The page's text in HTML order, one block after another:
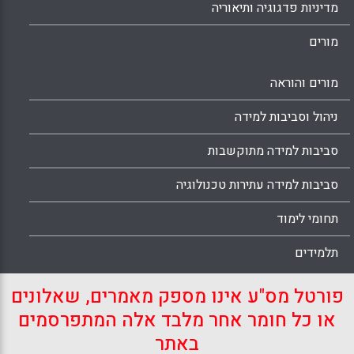
מדיניות פדגוגיה ותיאוריה
מורים
מורים והוראה
ניהול וסביבות למידה
סביבות למידה מתוקשבות
סביבות למידה עתירות טכנולוגיה
תחומי לימוד
תלמידים
פורטל מס"ע אינו מספק מאמרים, שאלונים
או כל חומר אחר מלבד אלה המתפרסמים
באתר